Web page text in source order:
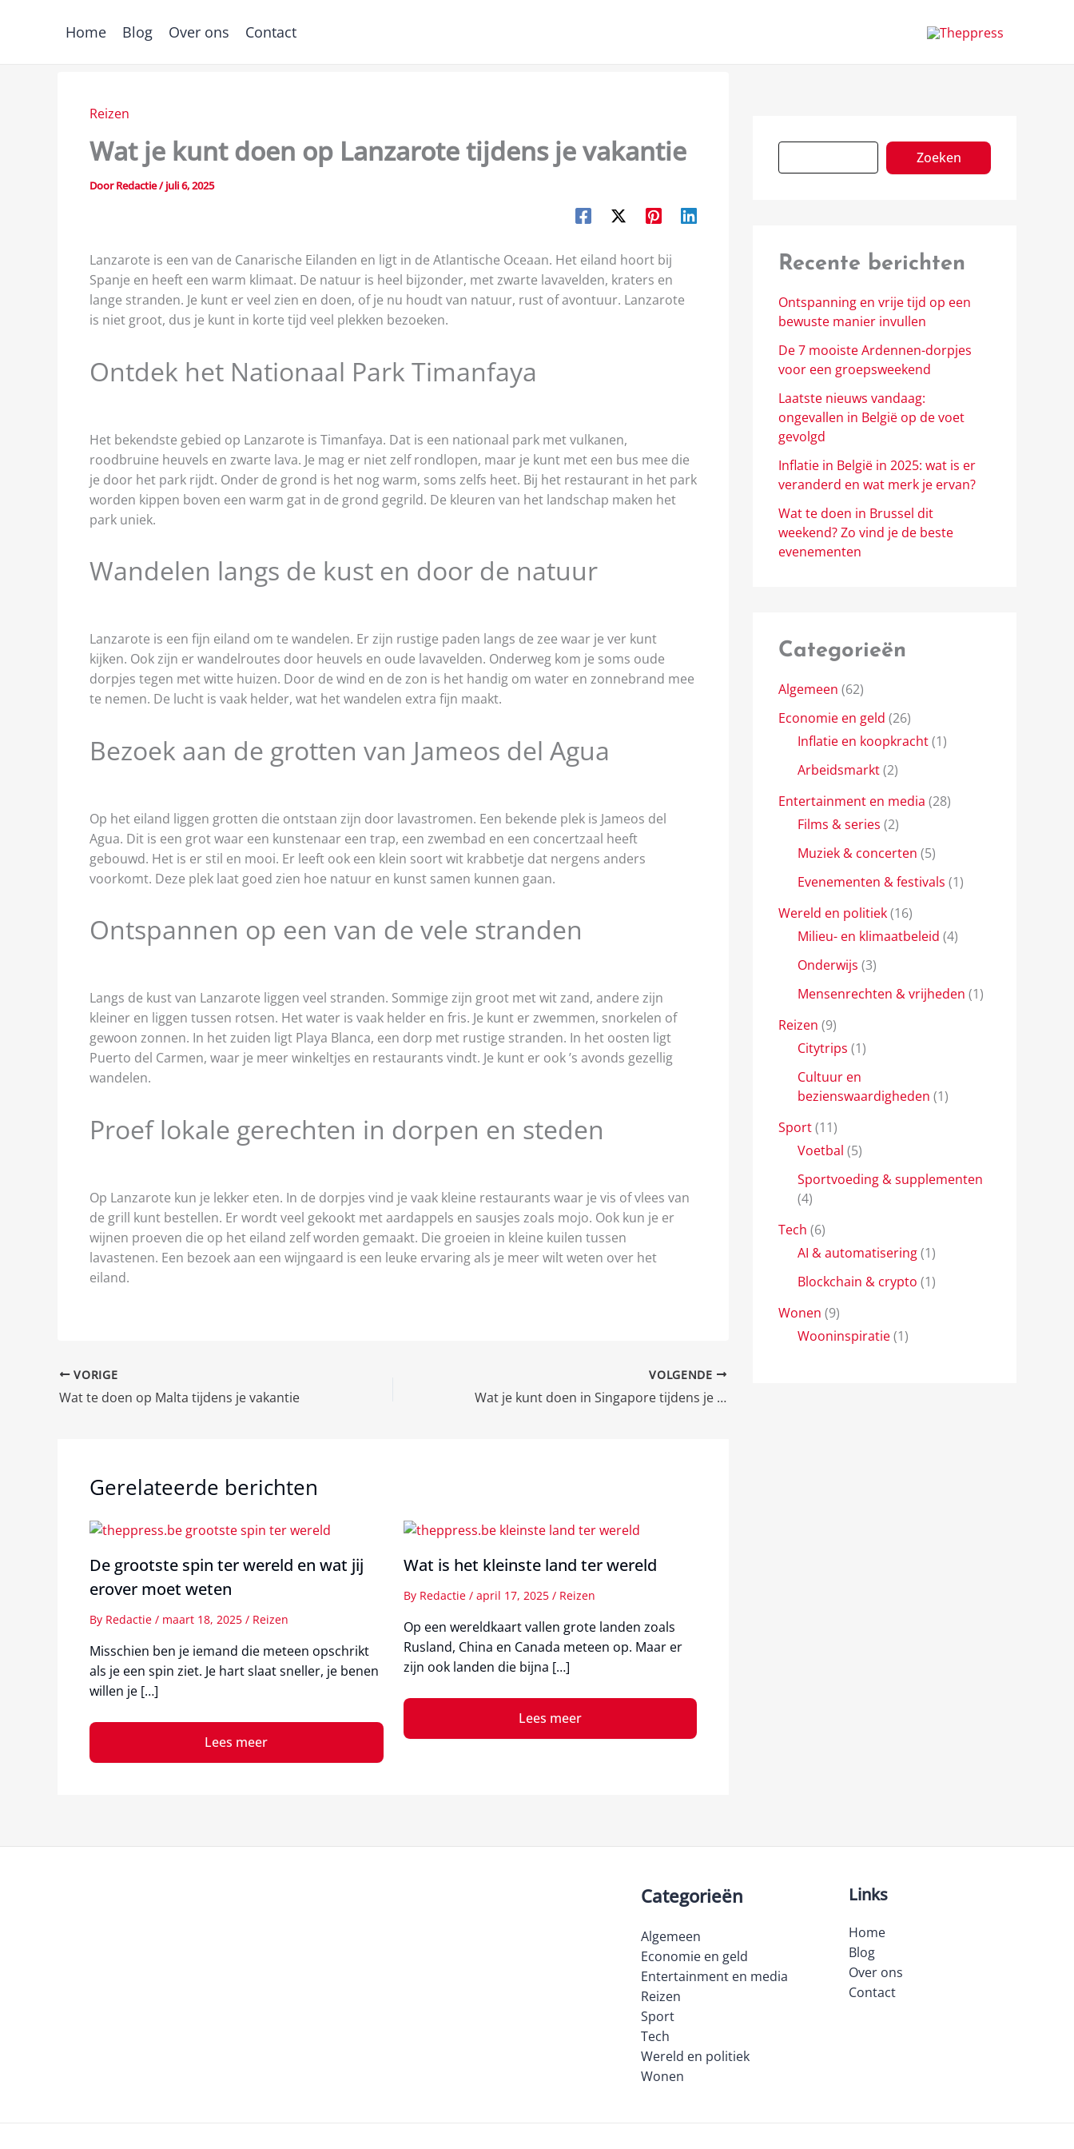
Home Blog Over ons Contact
Reizen
Wat je kunt doen op Lanzarote tijdens je vakantie
DoorRedactie/juli 6, 2025
Lanzarote is een van de Canarische Eilanden en ligt in de Atlantische Oceaan. Het eiland hoort bij
Spanje en heeft een warm klimaat. De natuur is heel bijzonder, met zwarte lavavelden, kraters en
lange stranden. Je kunt er veel zien en doen, of je nu houdt van natuur, rust of avontuur. Lanzarote
is niet groot, dus je kunt in korte tijd veel plekken bezoeken.
Ontdek het Nationaal Park Timanfaya
Het bekendste gebied op Lanzarote is Timanfaya. Dat is een nationaal park met vulkanen,
roodbruine heuvels en zwarte lava. Je mag er niet zelf rondlopen, maar je kunt met een bus mee die
je door het park rijdt. Onder de grond is het nog warm, soms zelfs heet. Bij het restaurant in het park
worden kippen boven een warm gat in de grond gegrild. De kleuren van het landschap maken het
park uniek.
Wandelen langs de kust en door de natuur
Lanzarote is een fijn eiland om te wandelen. Er zijn rustige paden langs de zee waar je ver kunt
kijken. Ook zijn er wandelroutes door heuvels en oude lavavelden. Onderweg kom je soms oude
dorpjes tegen met witte huizen. Door de wind en de zon is het handig om water en zonnebrand mee
te nemen. De lucht is vaak helder, wat het wandelen extra fijn maakt.
Bezoek aan de grotten van Jameos del Agua
Op het eiland liggen grotten die ontstaan zijn door lavastromen. Een bekende plek is Jameos del
Agua. Dit is een grot waar een kunstenaar een trap, een zwembad en een concertzaal heeft
gebouwd. Het is er stil en mooi. Er leeft ook een klein soort wit krabbetje dat nergens anders
voorkomt. Deze plek laat goed zien hoe natuur en kunst samen kunnen gaan.
Ontspannen op een van de vele stranden
Langs de kust van Lanzarote liggen veel stranden. Sommige zijn groot met wit zand, andere zijn
kleiner en liggen tussen rotsen. Het water is vaak helder en fris. Je kunt er zwemmen, snorkelen of
gewoon zonnen. In het zuiden ligt Playa Blanca, een dorp met rustige stranden. In het oosten ligt
Puerto del Carmen, waar je meer winkeltjes en restaurants vindt. Je kunt er ook ’s avonds gezellig
wandelen.
Proef lokale gerechten in dorpen en steden
Op Lanzarote kun je lekker eten. In de dorpjes vind je vaak kleine restaurants waar je vis of vlees van
de grill kunt bestellen. Er wordt veel gekookt met aardappels en sausjes zoals mojo. Ook kun je er
wijnen proeven die op het eiland zelf worden gemaakt. Die groeien in kleine kuilen tussen
lavastenen. Een bezoek aan een wijngaard is een leuke ervaring als je meer wilt weten over het
eiland.
VORIGE
Wat te doen op Malta tijdens je vakantie
VOLGENDE
Wat je kunt doen in Singapore tijdens je reis
Gerelateerde berichten
De grootste spin ter wereld en wat jij
erover moet weten
By Redactie / maart 18, 2025 / Reizen
Misschien ben je iemand die meteen opschrikt
als je een spin ziet. Je hart slaat sneller, je benen
willen je […]
Lees meer
Wat is het kleinste land ter wereld
By Redactie / april 17, 2025 / Reizen
Op een wereldkaart vallen grote landen zoals
Rusland, China en Canada meteen op. Maar er
zijn ook landen die bijna […]
Lees meer
Zoeken
Recente berichten
Ontspanning en vrije tijd op een
bewuste manier invullen
De 7 mooiste Ardennen-dorpjes
voor een groepsweekend
Laatste nieuws vandaag:
ongevallen in België op de voet
gevolgd
Inflatie in België in 2025: wat is er
veranderd en wat merk je ervan?
Wat te doen in Brussel dit
weekend? Zo vind je de beste
evenementen
Categorieën
Algemeen (62)
Economie en geld (26)
Inflatie en koopkracht(1)
Arbeidsmarkt(2)
Entertainment en media (28)
Films & series (2)
Muziek & concerten (5)
Evenementen & festivals (1)
Wereld en politiek(16)
Milieu- en klimaatbeleid (4)
Onderwijs (3)
Mensenrechten & vrijheden (1)
Reizen (9)
Citytrips (1)
Cultuur en
bezienswaardigheden (1)
Sport(11)
Voetbal (5)
Sportvoeding & supplementen
(4)
Tech (6)
AI & automatisering(1)
Blockchain & crypto (1)
Wonen (9)
Wooninspiratie(1)
Categorieën
Algemeen
Economie en geld
Entertainment en media
Reizen
Sport
Tech
Wereld en politiek
Wonen
Links
Home
Blog
Over ons
Contact